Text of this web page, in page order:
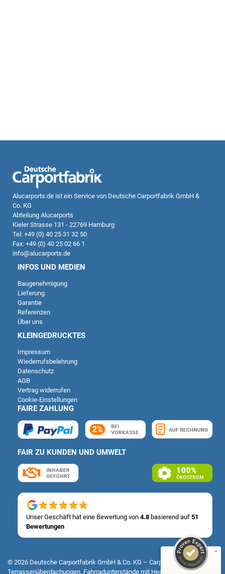
Alucarports.de ist ein Service von Deutsche Carportfabrik GmbH &
Co. KG
Abteilung Alucarports
Kieler Strasse 131 - 22769 Hamburg
Tel: +49 (0) 40 25 31 32 50
Fax: +49 (0) 40 25 02 66 1
info@alucarports.de
INFOS UND MEDIEN
Baugenehmigung
Lieferung
Garantie
Referenzen
Über uns
KLEINGEDRUCKTES
Impressum
Wiederrufsbelehrung
Datenschutz
AGB
Vertrag widerrufen
Cookie-Einstellungen
FAIRE ZAHLUNG
FAIR ZU KUNDEN UND UMWELT
Unser Geschäft hat eine Bewertung von 4.8 basierend auf 51
Bewertungen
© 2026 Deutsche Carportfabrik GmbH & Co. KG – Carports, Fertiggaragen,
Terrassenüberdachungen, Fahrradunterstände mit Herz & Verstand
Kundenbewertungen und Erfahrungen zu
Deutsche Carportfabrik GmbH & Co. KG
100
%
ProvenExpert.com
SEHR GUT
4,83
/
5,00
14
51